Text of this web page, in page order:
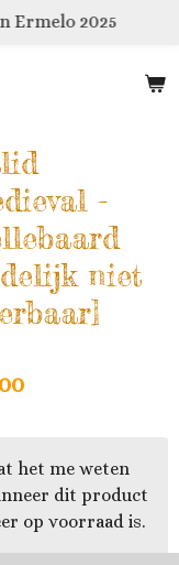
Ermelo 2025
-
niet
het me weten
dit product
op voorraad is.